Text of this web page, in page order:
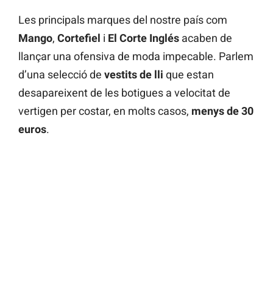
Les principals marques del nostre país com
Mango, Cortefiel i El Corte Inglés acaben de
llançar una ofensiva de moda impecable. Parlem
d’una selecció de vestits de lli que estan
desapareixent de les botigues a velocitat de
vertigen per costar, en molts casos, menys de 30
euros.